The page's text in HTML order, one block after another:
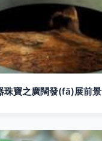
珠寶之廣闊發(fā)展前景